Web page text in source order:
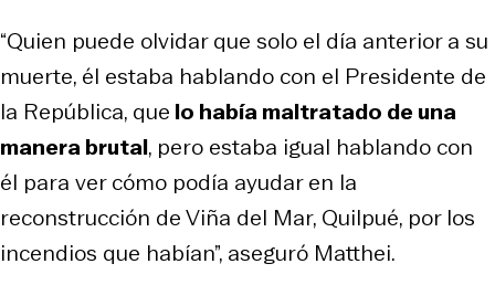
“Quien puede olvidar que solo el día anterior a su
muerte, él estaba hablando con el Presidente de
la República, que lo había maltratado de una
manera brutal, pero estaba igual hablando con
él para ver cómo podía ayudar en la
reconstrucción de Viña del Mar, Quilpué, por los
incendios que habían”, aseguró Matthei.